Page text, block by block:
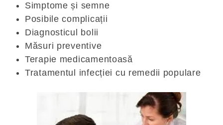
Simptome și semne
Posibile complicații
Diagnosticul bolii
Măsuri preventive
Terapie medicamentoasă
Tratamentul infecției cu remedii populare